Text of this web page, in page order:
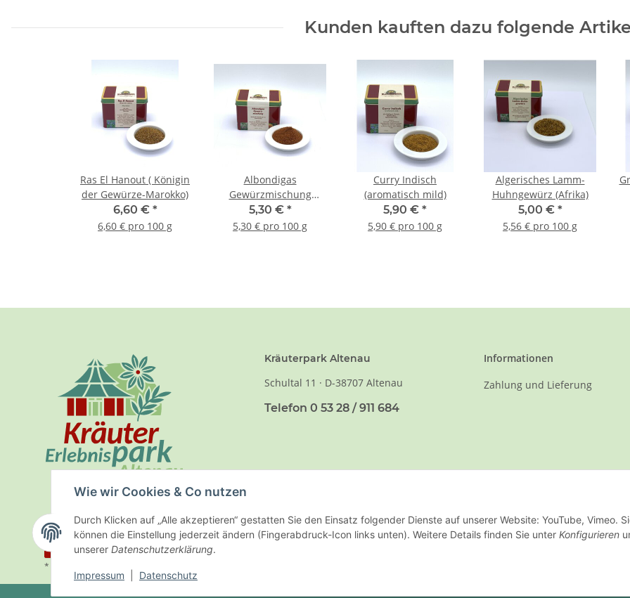
Wie wir Cookies & Co nutzen
Durch Klicken auf „Alle akzeptieren“ gestatten Sie den Einsatz folgender Dienste auf unserer Website: YouTube, Vimeo.
können die Einstellung jederzeit ändern (Fingerabdruck-Icon links unten). Weitere Details finden Sie unter Konfigurieren
unserer Datenschutzerklärung.
Impressum Datenschutz
Kunden kauften dazu folgende
Ras El Hanout ( Königin
der Gewürze-Marokko)
6,60 € *
6,60 € pro 100 g
Albondigas
Gewürzmischung
Spanien
5,30 € *
5,30 € pro 100 g
Curry Indisch
(aromatisch mild)
5,90 € *
5,90 € pro 100 g
Algerisches Lamm-
Huhngewürz (Afrika)
5,00 € *
5,56 € pro 100 g
Kräuterpark Altenau
Schultal 11 · D-38707 Altenau
Telefon 0 53 28 / 911 684
Informationen
Zahlung und Lieferung
Vertrag widerrufen
* Alle Preise inkl. gesetzl. MwSt., zzgl.